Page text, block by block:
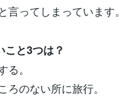
と言ってしまっています。
と3つは？
る。
ろのない所に旅行。